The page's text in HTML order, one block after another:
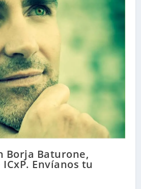
Borja Baturone,
Envíanos tu